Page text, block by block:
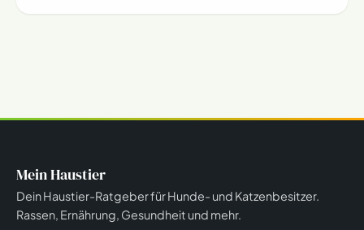
Mein Haustier
Dein Haustier-Ratgeber für Hunde- und Katzenbesitzer.
Rassen, Ernährung, Gesundheit und mehr.